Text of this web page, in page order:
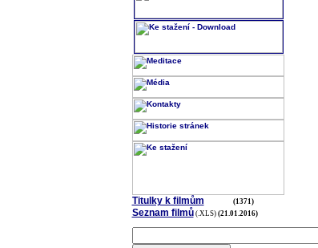
Titulky k filmům (1371)
Seznam filmů (.XLS) (21.01.2016)